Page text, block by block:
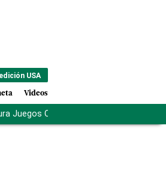
USA
Videos
Juegos Centroamericanos